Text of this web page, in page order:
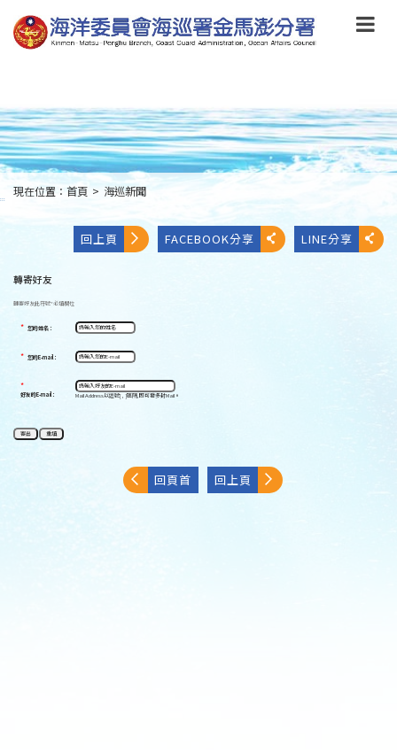
到
主
要
to
main
content
:::
現在位置： 首頁 > 海巡新聞
回上頁 FACEBOOK分享 LINE分享
轉寄好友
轉寄好友此符號*必填欄位
* 您的姓名：
* 您的E-mail：
*
好友的E-mail： Mail Address以逗號[ , ]區隔,即可發多封Mail。
回頁首 回上頁